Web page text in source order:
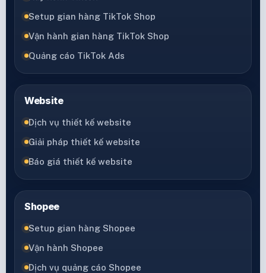
Setup gian hàng TikTok Shop
Vận hành gian hàng TikTok Shop
Quảng cáo TikTok Ads
Website
Dịch vụ thiết kế website
Giải pháp thiết kế website
Báo giá thiết kế website
Shopee
Setup gian hàng Shopee
Vận hành Shopee
Dịch vụ quảng cáo Shopee